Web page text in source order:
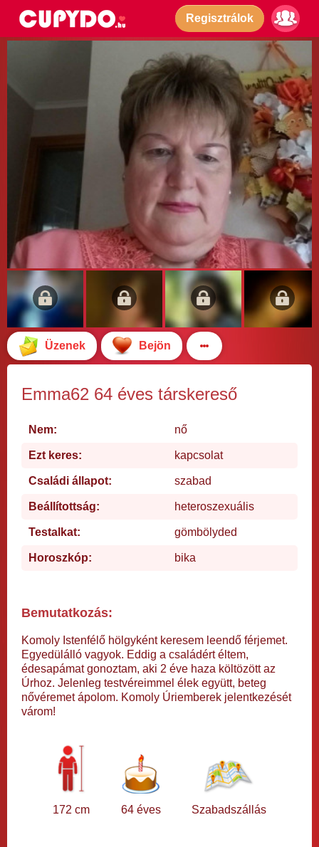
Regisztrálok
Üzenek Bejön
Emma62 64 éves társkereső
Nem: nő
Ezt keres: kapcsolat
Családi állapot: szabad
Beállítottság: heteroszexuális
Testalkat: gömbölyded
Horoszkóp: bika
Bemutatkozás:
Komoly Istenfélő hölgyként keresem leendő férjemet.
Egyedülálló vagyok. Eddig a családért éltem,
édesapámat gonoztam, aki 2 éve haza költözött az
Úrhoz. Jelenleg testvéreimmel élek együtt, beteg
nővéremet ápolom. Komoly Úriemberek jelentkezését
várom!
172 cm 64 éves Szabadszállás